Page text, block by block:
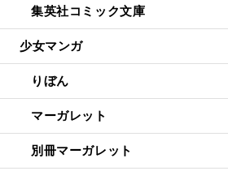
集英社コミック文庫
少女マンガ
りぼん
マーガレット
別冊マーガレット